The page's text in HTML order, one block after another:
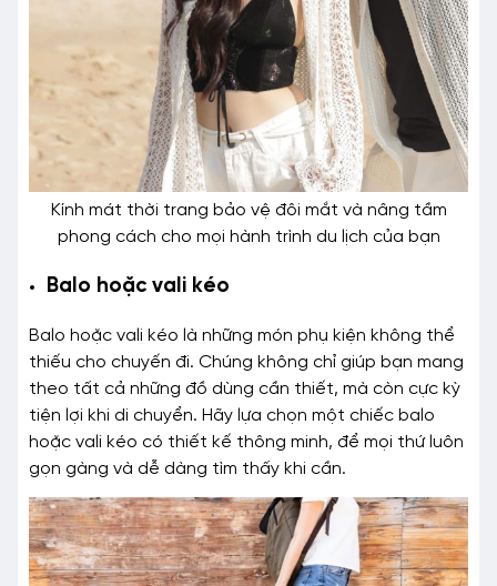
Kính mát thời trang bảo vệ đôi mắt và nâng tầm
phong cách cho mọi hành trình du lịch của bạn
Balo hoặc vali kéo
Balo hoặc vali kéo là những món phụ kiện không thể
thiếu cho chuyến đi. Chúng không chỉ giúp bạn mang
theo tất cả những đồ dùng cần thiết, mà còn cực kỳ
tiện lợi khi di chuyển. Hãy lựa chọn một chiếc balo
hoặc vali kéo có thiết kế thông minh, để mọi thứ luôn
gọn gàng và dễ dàng tìm thấy khi cần.